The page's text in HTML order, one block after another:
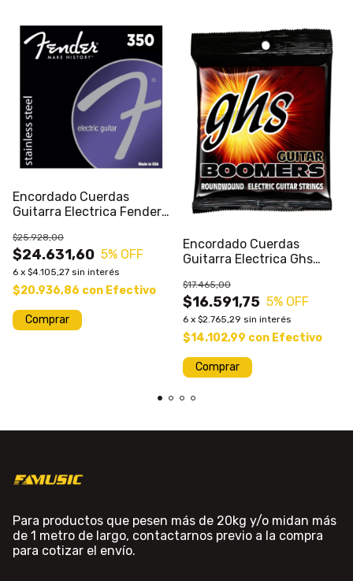
Encordado Cuerdas
Guitarra Electrica Fender
$24.631,60
$25.928,00
5% OFF
6 x $4.105,27 sin interés
$20.936,86 con Efectivo
Comprar
Encordado Cuerdas
Guitarra Electrica Ghs
$16.591,75
$17.465,00
5% OFF
6 x $2.765,29 sin interés
$14.102,99 con Efectivo
Comprar
Para productos que pesen más de 20kg y/o midan más
de 1 metro de largo, contactarnos previo a la compra
para cotizar el envío.